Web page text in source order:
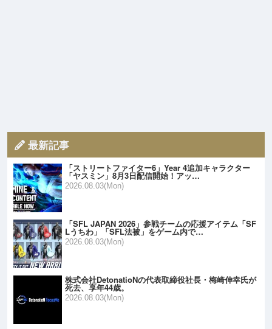
最新記事
「ストリートファイター6」Year 4追加キャラクター
「ヤスミン」8月3日配信開始！アッ…
2026.08.03(Mon)
「SFL JAPAN 2026」参戦チームの応援アイテム「SF
Lうちわ」「SFL法被」をゲーム内で…
2026.08.03(Mon)
株式会社DetonatioNの代表取締役社長・梅崎伸幸氏が
死去、享年44歳。
2026.08.03(Mon)